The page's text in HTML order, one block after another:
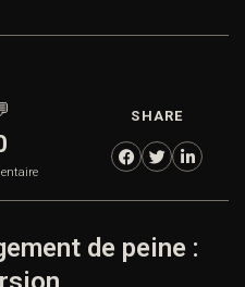
SHARE
de peine :